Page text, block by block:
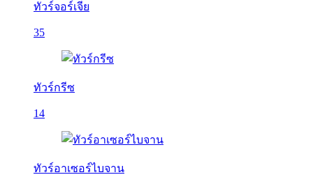
ทัวร์จอร์เจีย
35
ทัวร์กรีซ
14
ทัวร์อาเซอร์ไบจาน